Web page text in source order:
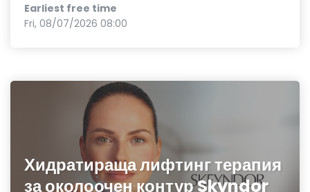
Earliest free time
Fri, 08/07/2026 08:00
Хидратираща лифтинг терапия
за околоочен контур Skyndor